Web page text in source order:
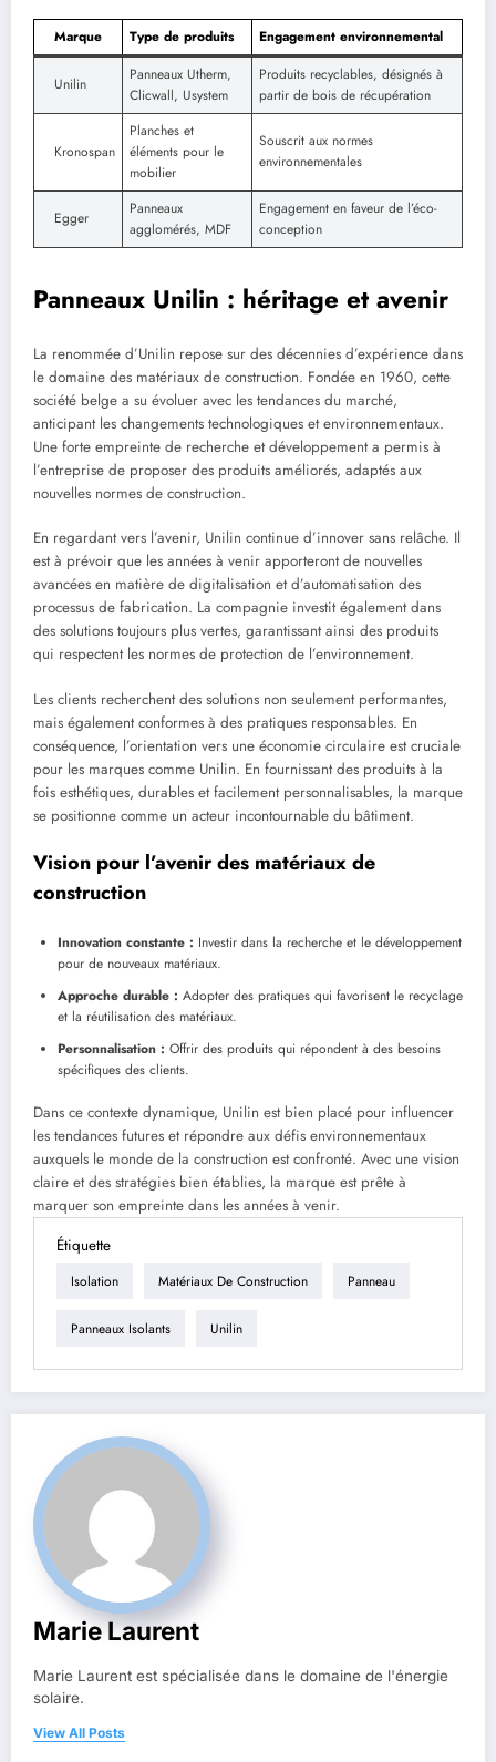
Marque Type de produits Engagement environnemental
Unilin
Panneaux Utherm,
Clicwall, Usystem
Produits recyclables, désignés à
partir de bois de récupération
Kronospan
Planches et
éléments pour le
mobilier
Souscrit aux normes
environnementales
Egger
Panneaux
agglomérés, MDF
Engagement en faveur de l’éco-
conception
Panneaux Unilin : héritage et avenir
La renommée d’Unilin repose sur des décennies d’expérience dans
le domaine des matériaux de construction. Fondée en 1960, cette
société belge a su évoluer avec les tendances du marché,
anticipant les changements technologiques et environnementaux.
Une forte empreinte de recherche et développement a permis à
l’entreprise de proposer des produits améliorés, adaptés aux
nouvelles normes de construction.
En regardant vers l’avenir, Unilin continue d’innover sans relâche. Il
est à prévoir que les années à venir apporteront de nouvelles
avancées en matière de digitalisation et d’automatisation des
processus de fabrication. La compagnie investit également dans
des solutions toujours plus vertes, garantissant ainsi des produits
qui respectent les normes de protection de l’environnement.
Les clients recherchent des solutions non seulement performantes,
mais également conformes à des pratiques responsables. En
conséquence, l’orientation vers une économie circulaire est cruciale
pour les marques comme Unilin. En fournissant des produits à la
fois esthétiques, durables et facilement personnalisables, la marque
se positionne comme un acteur incontournable du bâtiment.
Vision pour l’avenir des matériaux de
construction
Innovation constante : Investir dans la recherche et le développement
pour de nouveaux matériaux.
Approche durable : Adopter des pratiques qui favorisent le recyclage
et la réutilisation des matériaux.
Personnalisation : Offrir des produits qui répondent à des besoins
spécifiques des clients.
Dans ce contexte dynamique, Unilin est bien placé pour influencer
les tendances futures et répondre aux défis environnementaux
auxquels le monde de la construction est confronté. Avec une vision
claire et des stratégies bien établies, la marque est prête à
marquer son empreinte dans les années à venir.
Étiquette
Isolation Matériaux De Construction Panneau
Panneaux Isolants Unilin
Marie Laurent
Marie Laurent est spécialisée dans le domaine de l'énergie
solaire.
View All Posts